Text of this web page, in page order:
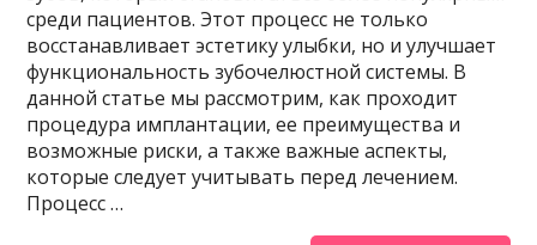
среди пациентов. Этот процесс не только
восстанавливает эстетику улыбки, но и улучшает
функциональность зубочелюстной системы. В
данной статье мы рассмотрим, как проходит
процедура имплантации, ее преимущества и
возможные риски, а также важные аспекты,
которые следует учитывать перед лечением.
Процесс …